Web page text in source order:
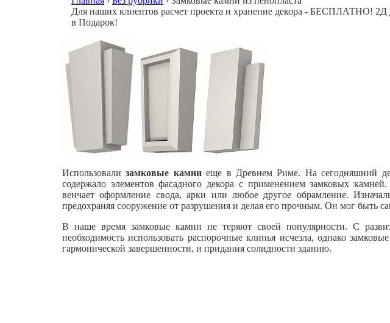
Для наших клиентов расчет проекта и хранение декора - БЕСПЛАТНО! 2Д
в Подарок!
Использовализамковые камниеще в Древнем Риме. На сегодняшний
содержало элементов фасадного декора с применением замковых
венчает оформление свода, арки или любое другое обрамление.
предохраняя сооружение от разрушения и делая его прочным. Он мог быть
В наше время замковые камни не теряют своей популярности. С
необходимость использовать распорочные клинья исчезла, однако
гармонической завершенности, и придания солидности зданию.